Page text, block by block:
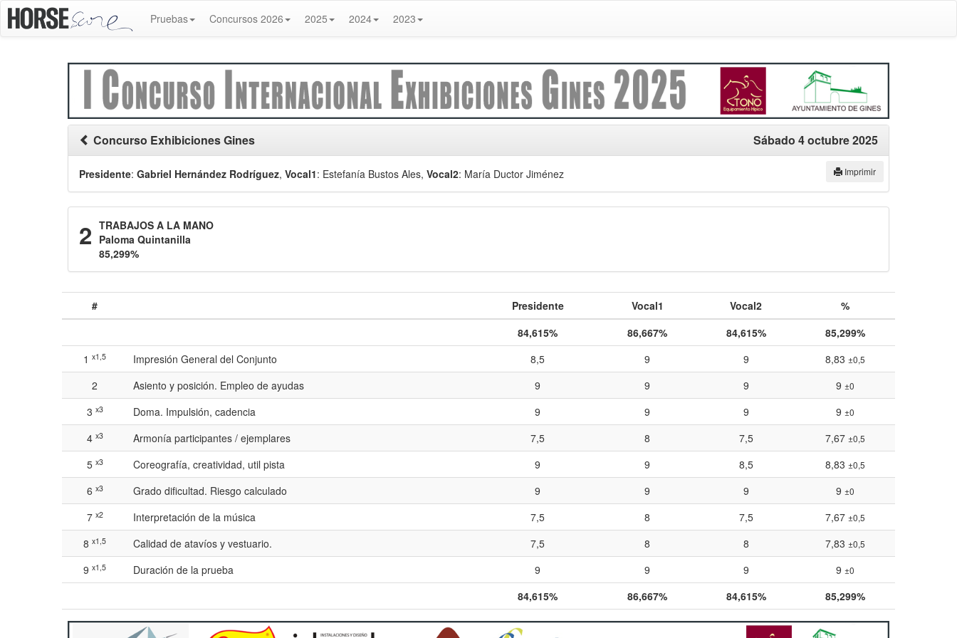
Pruebas Concursos 2026 2025 2024 2023
Concurso Exhibiciones Gines Sábado 4 octubre 2025
Imprimir
Presidente: Gabriel Hernández Rodríguez, Vocal1: Estefanía Bustos Ales, Vocal2: María Ductor Jiménez
2 TRABAJOS A LA MANO
Paloma Quintanilla
85,299%
# Presidente Vocal1 Vocal2
%
84,615%
86,667% 84,615%
85,299%
1 x1,5 Impresión General del Conjunto 8,5 9 9 8,83 ±0,5
2 Asiento y posición. Empleo de ayudas 9 9 9 9 ±0
3 x3 Doma. Impulsión, cadencia 9 9 9 9 ±0
4 x3 Armonía participantes / ejemplares 7,5 8 7,5 7,67 ±0,5
5 x3 Coreografía, creatividad, util pista 9 9 8,5 8,83 ±0,5
6 x3 Grado dificultad. Riesgo calculado 9 9 9 9 ±0
7 x2 Interpretación de la música 7,5 8 7,5 7,67 ±0,5
8 x1,5 Calidad de atavíos y vestuario. 7,5 8 8 7,83 ±0,5
9 x1,5 Duración de la prueba 9 9 9 9 ±0
84,615% 86,667% 84,615% 85,299%